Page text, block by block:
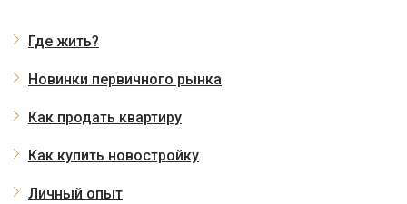
Где жить?
Новинки первичного рынка
Как продать квартиру
Как купить новостройку
Личный опыт